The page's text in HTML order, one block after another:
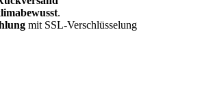
.
mit SSL-Verschlüsselung